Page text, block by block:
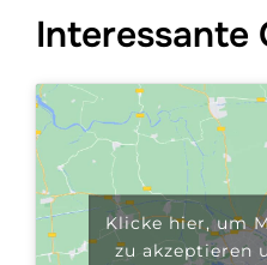
Interessante
Klicke hier, um
zu akzeptieren